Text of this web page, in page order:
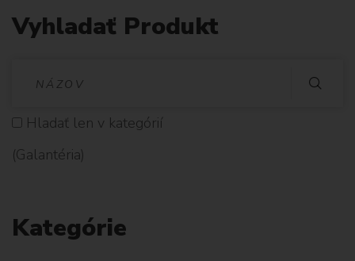
Vyhladať Produkt
D
Hladať len v kategórií
(Galantéria)
Kategórie